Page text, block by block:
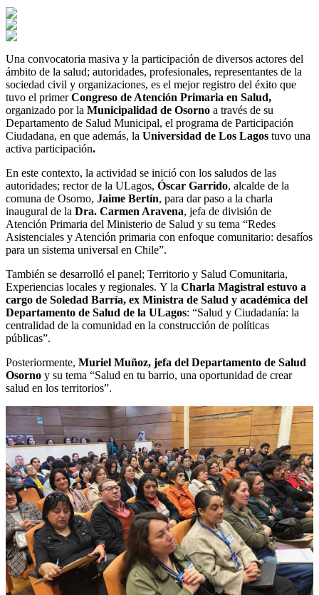
Una convocatoria masiva y la participación de diversos actores del
ámbito de la salud; autoridades, profesionales, representantes de la
sociedad civil y organizaciones, es el mejor registro del éxito que
tuvo el primerCongreso de Atención Primaria en Salud,
organizado por la Municipalidad de Osorno a través de su
Departamento de Salud Municipal, el programa de Participación
Ciudadana, en que además, la Universidad de Los Lagos tuvo una
activa participación.
En este contexto, la actividad se inició con los saludos de las
autoridades; rector de la ULagos, Óscar Garrido, alcalde de la
comuna de Osorno, Jaime Bertín, para dar paso a la charla
inaugural de la Dra. Carmen Aravena, jefa de división de
Atención Primaria del Ministerio de Salud y su tema “Redes
Asistenciales y Atención primaria con enfoque comunitario: desafíos
para un sistema universal en Chile”.
También se desarrolló el panel; Territorio y Salud Comunitaria,
Experiencias locales y regionales. Y la Charla Magistral estuvo a
cargo de Soledad Barría, ex Ministra de Salud y académica del
Departamento de Salud de la ULagos: “Salud y Ciudadanía: la
centralidad de la comunidad en la construcción de políticas
públicas”.
Posteriormente, Muriel Muñoz, jefa del Departamento de Salud
Osorno y su tema “Salud en tu barrio, una oportunidad de crear
salud en los territorios”.